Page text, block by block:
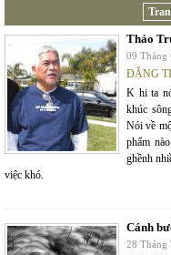
Thảo
09 Tháng
ĐẶNG
K hi ta
khúc
Nói về
phẩm
ghềnh
việc khó.
Cánh
28 Tháng